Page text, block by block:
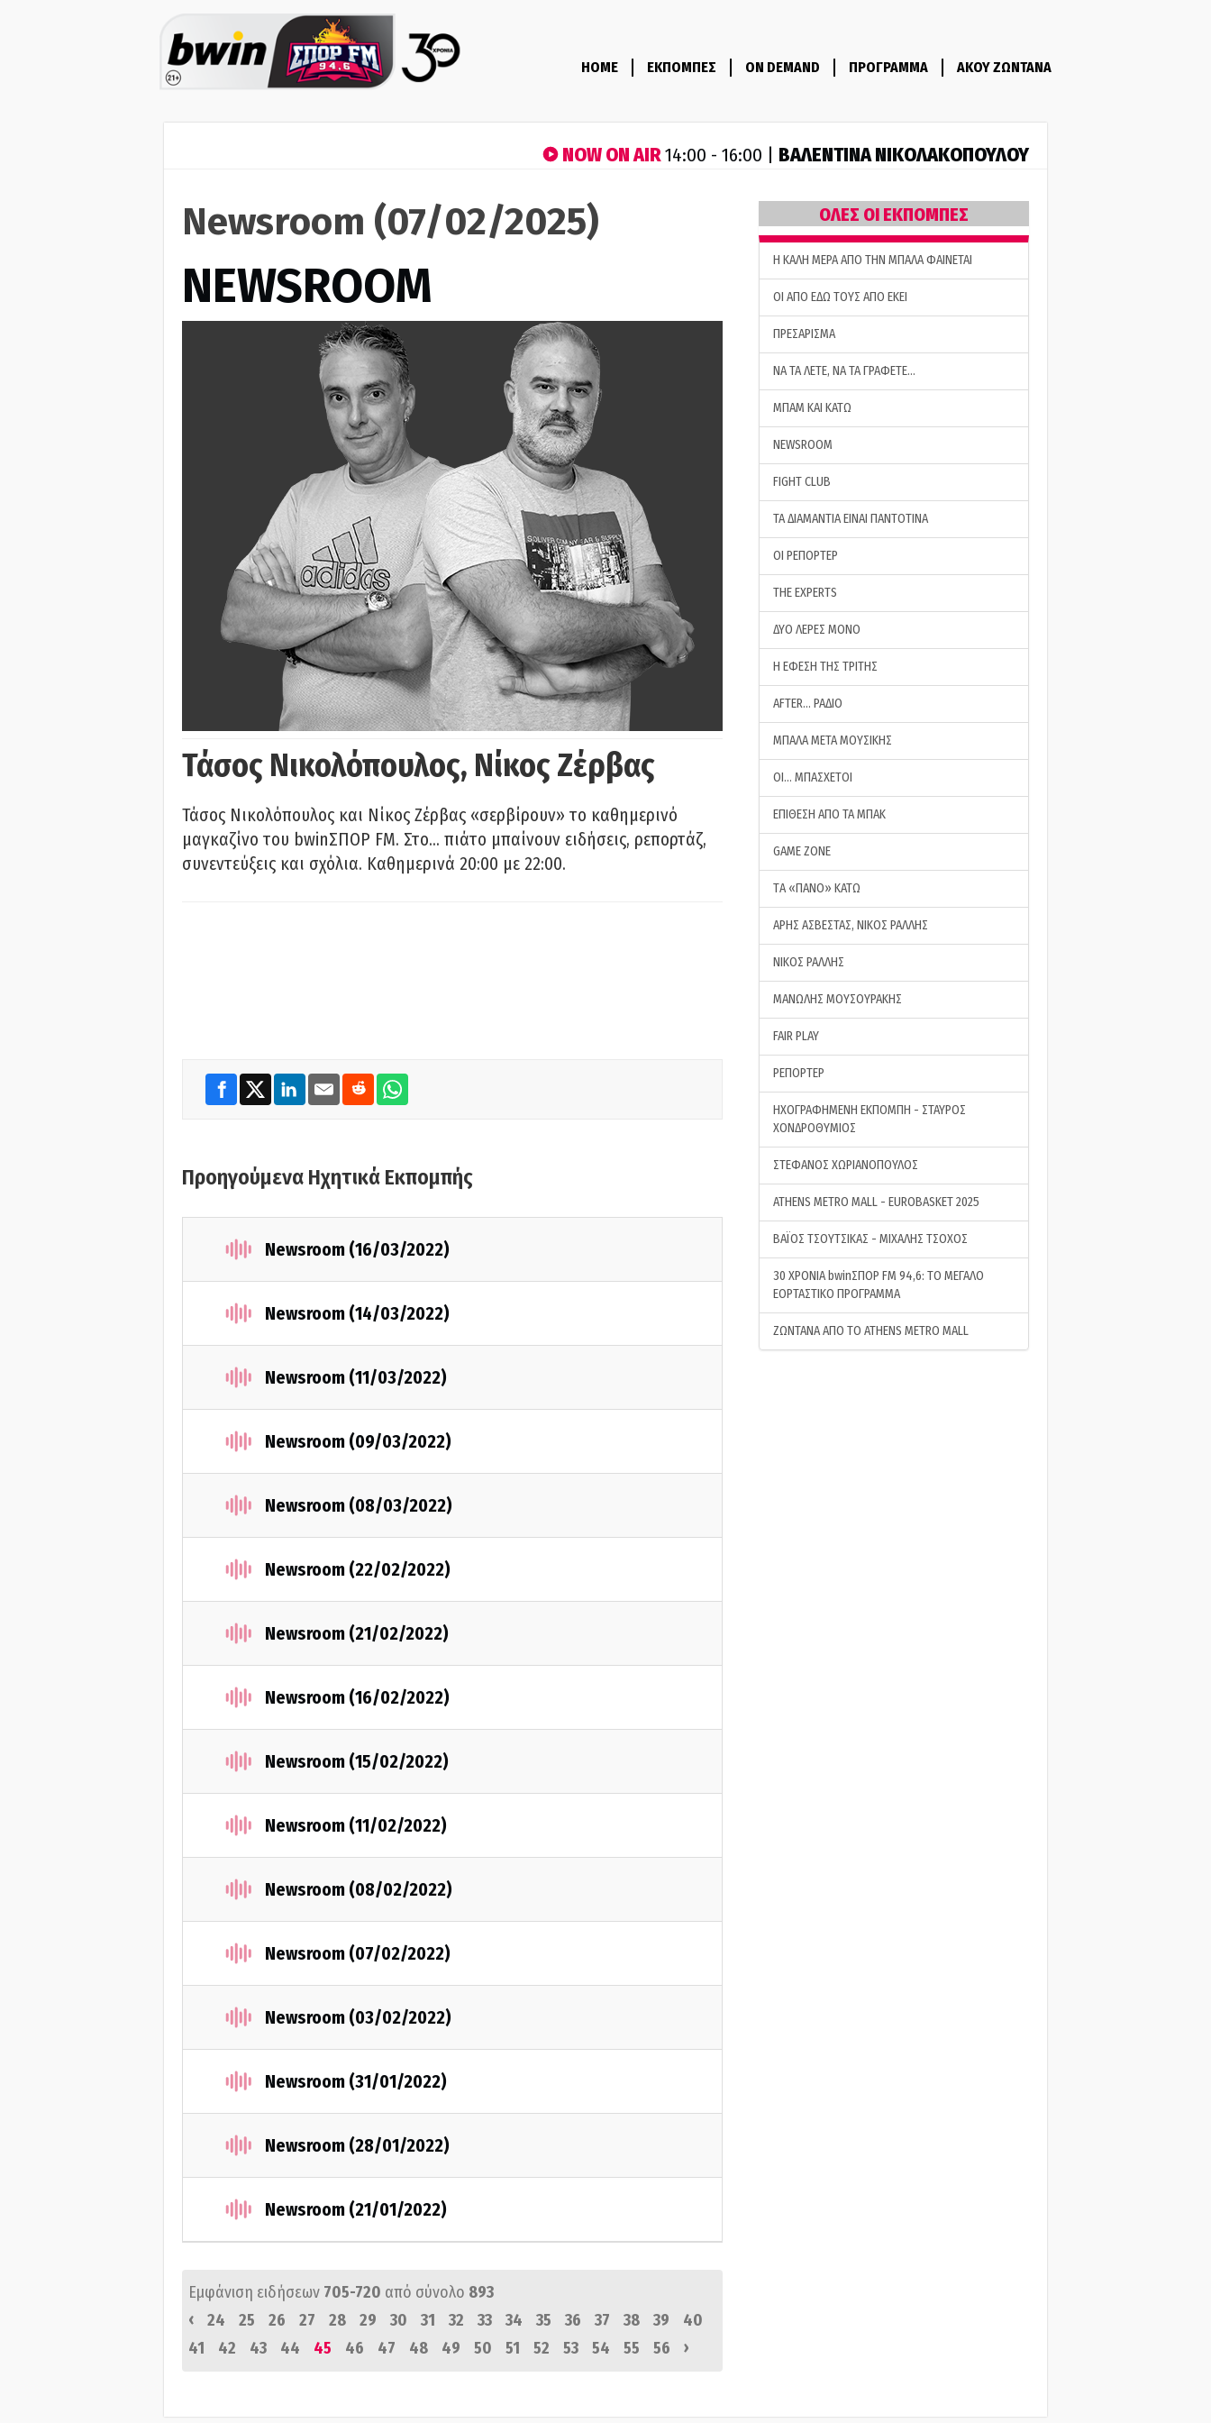
HOME ΕΚΠΟΜΠΕΣ ON DEMAND ΠΡΟΓΡΑΜΜΑ ΑΚΟΥ ΖΩΝΤΑΝΑ
NOW ON AIR14:00 - 16:00 | ΒΑΛΕΝΤΙΝΑ ΝΙΚΟΛΑΚΟΠΟΥΛΟΥ
Newsroom (07/02/2025)
NEWSROOM
Τάσος Νικολόπουλος, Νίκος Ζέρβας
Τάσος Νικολόπουλος και Νίκος Ζέρβας «σερβίρουν» το καθημερινό
μαγκαζίνο του bwinΣΠΟΡ FM. Στο… πιάτο μπαίνουν ειδήσεις, ρεπορτάζ,
συνεντεύξεις και σχόλια. Καθημερινά 20:00 με 22:00.
Προηγούμενα Ηχητικά Εκπομπής
Newsroom (16/03/2022)
Newsroom (14/03/2022)
Newsroom (11/03/2022)
Newsroom (09/03/2022)
Newsroom (08/03/2022)
Newsroom (22/02/2022)
Newsroom (21/02/2022)
Newsroom (16/02/2022)
Newsroom (15/02/2022)
Newsroom (11/02/2022)
Newsroom (08/02/2022)
Newsroom (07/02/2022)
Newsroom (03/02/2022)
Newsroom (31/01/2022)
Newsroom (28/01/2022)
Newsroom (21/01/2022)
Εμφάνιση ειδήσεων 705-720 από σύνολο 893
‹
24 25 26 27 28 29 30 31 32 33 34 35 36 37 38 39
40
41
42 43 44 45 46 47 48 49 50 51 52 53 54 55 56 ›
ΟΛΕΣ ΟΙ ΕΚΠΟΜΠΕΣ
H ΚΑΛΗ ΜΕΡΑ ΑΠΟ ΤΗΝ ΜΠΑΛΑ ΦΑΙΝΕΤΑΙ
ΟΙ ΑΠΟ ΕΔΩ ΤΟΥΣ ΑΠΟ ΕΚΕΙ
ΠΡΕΣΑΡΙΣΜΑ
ΝΑ ΤΑ ΛΕΤΕ, ΝΑ ΤΑ ΓΡΑΦΕΤΕ…
ΜΠΑΜ ΚΑΙ ΚΑΤΩ
NEWSROOM
FIGHT CLUB
ΤΑ ΔΙΑΜΑΝΤΙΑ ΕΙΝΑΙ ΠΑΝΤΟΤΙΝΑ
ΟΙ ΡΕΠΟΡΤΕΡ
THE EXPERTS
ΔΥΟ ΛΕΡΕΣ ΜΟΝΟ
Η ΕΦΕΣΗ ΤΗΣ ΤΡΙΤΗΣ
AFTER… ΡΑΔΙΟ
ΜΠΑΛΑ ΜΕΤΑ ΜΟΥΣΙΚΗΣ
ΟΙ… ΜΠΑΣΧΕΤΟΙ
ΕΠΙΘΕΣΗ ΑΠΟ ΤΑ ΜΠΑΚ
GAME ZONE
ΤA «ΠΑΝΟ» ΚΑΤΩ
ΑΡΗΣ ΑΣΒΕΣΤΑΣ, ΝΙΚΟΣ ΡΑΛΛΗΣ
ΝΙΚΟΣ ΡΑΛΛΗΣ
ΜΑΝΩΛΗΣ ΜΟΥΣΟΥΡΑΚΗΣ
FAIR PLAY
ΡΕΠΟΡΤΕΡ
ΗΧΟΓΡΑΦΗΜΕΝΗ ΕΚΠΟΜΠΗ - ΣΤΑΥΡΟΣ
ΧΟΝΔΡΟΘΥΜΙΟΣ
ΣΤΕΦΑΝΟΣ ΧΩΡΙΑΝΟΠΟΥΛΟΣ
ATHENS METRO MALL - EUROBASKET 2025
ΒΑΪΟΣ ΤΣΟΥΤΣΙΚΑΣ - ΜΙΧΑΛΗΣ ΤΣΟΧΟΣ
30 ΧΡΟΝΙΑ bwinΣΠΟΡ FM 94,6: ΤΟ ΜΕΓΑΛΟ
ΕΟΡΤΑΣΤΙΚΟ ΠΡΟΓΡΑΜΜΑ
ΖΩΝΤΑΝΑ ΑΠΟ ΤΟ ATHENS METRO MALL